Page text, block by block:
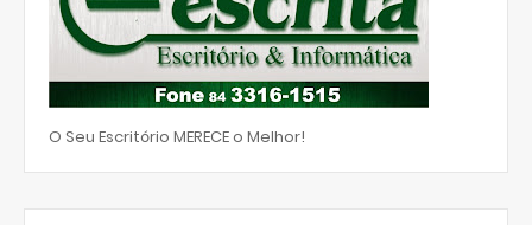
O Seu Escritório MERECE o Melhor!